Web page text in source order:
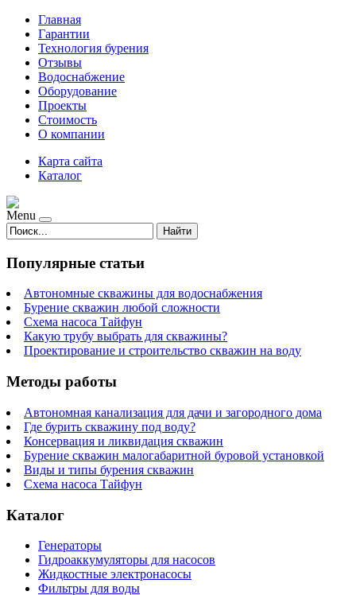
Главная
Гарантии
Технология бурения
Отзывы
Водоснабжение
Оборудование
Проекты
Стоимость
О компании
Карта сайта
Каталог
Menu
Найти
Популярные статьи
Автономные скважины для водоснабжения
Бурение скважин любой сложности
Схема насоса Тайфун
Какую трубу выбрать для скважины?
Проектирование и строительство скважин на воду
Методы работы
Автономная канализация для дачи и загородного дома
Где бурить скважину под воду?
Консервация и ликвидация скважин
Бурение скважин малогабаритной буровой установкой
Виды и типы бурения скважин
Схема насоса Тайфун
Каталог
Генераторы
Гидроаккумуляторы для насосов
Жидкостные электронасосы
Фильтры для воды